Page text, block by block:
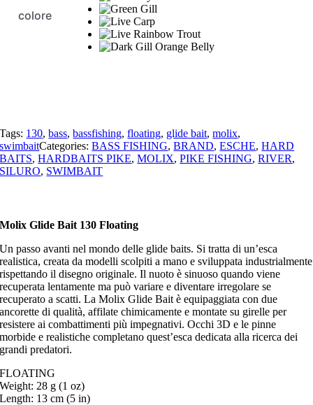
colore
Tags: 130,bass,bassfishing,floating, glide bait,molix,
swimbaitCategories:BASS FISHING,BRAND,ESCHE,HARD
BAITS,HARDBAITS PIKE,MOLIX,PIKE FISHING,RIVER,
SILURO, SWIMBAIT
Molix Glide Bait 130 Floating
Un passo avanti nel mondo delle glide baits. Si tratta di un’esca
realistica, creata da modelli scolpiti a mano e sviluppata industrialmente
rispettando il disegno originale. Il nuoto è sinuoso quando viene
recuperata lentamente ma può variare e diventare irregolare se
recuperato a scatti. La Molix Glide Bait è equipaggiata con due
ancorette di qualità, affilate chimicamente e montate su girelle per
resistere ai combattimenti più impegnativi. Occhi 3D e le pinne
morbide e realistiche completano quest’esca dedicata alla ricerca dei
grandi predatori.
FLOATING
Weight: 28 g (1 oz)
Length: 13 cm (5 in)